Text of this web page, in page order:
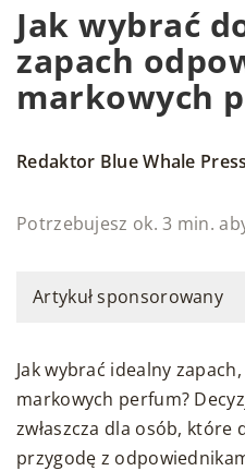
Jak wybrać
zapach
markowych
Redaktor Blue Whale Press
Potrzebujesz ok. 3 min.
Artykuł sponsorowany
Jak wybrać idealny
markowych perfum?
zwłaszcza dla osób, które
przygodę z